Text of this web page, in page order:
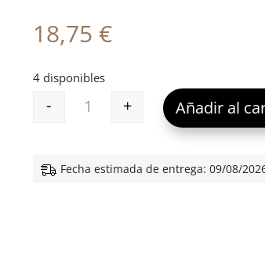
18,75 €
4 disponibles
FOTOPROTECTOR ISDIN SPF-
- + Añadir al
Fecha estimada de entrega: 09/08/